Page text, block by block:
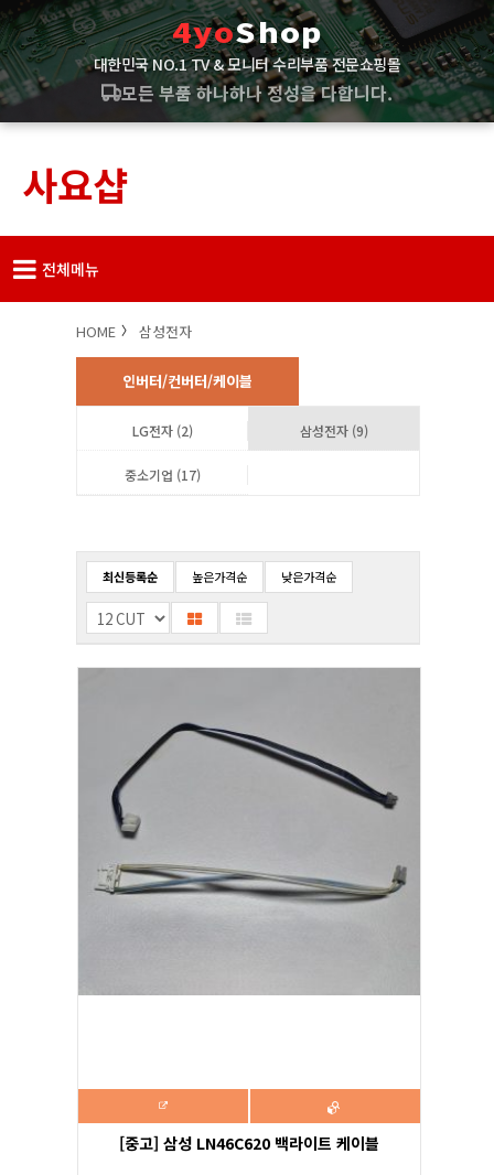
4yoShop
대한민국 NO.1 TV & 모니터 수리부품 전문쇼핑몰
고객님의 수리 성공을 기원합니다!
사요샵
전체메뉴
HOME 삼성전자
인버터/컨버터/케이블
LG전자 (2) 삼성전자 (9)
중소기업 (17)
최신등록순 높은가격순 낮은가격순
[중고] 삼성 LN46C620 백라이트 케이블